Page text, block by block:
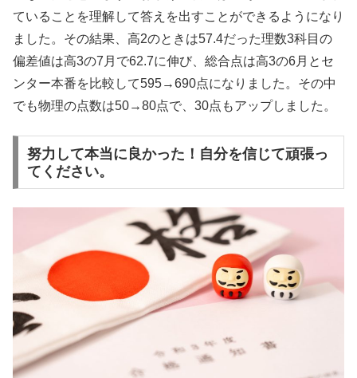
ていることを理解して答えを出すことができるようになり
ました。その結果、高2のときは57.4だった理数3科目の
偏差値は高3の7月で62.7に伸び、総合点は高3の6月とセ
ンター本番を比較して595→690点になりました。その中
でも物理の点数は50→80点で、30点もアップしました。
努力して本当に良かった！自分を信じて頑張っ
てください。